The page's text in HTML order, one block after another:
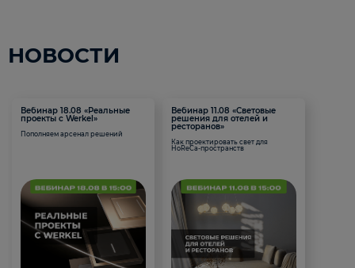
НОВОСТИ
Вебинар 18.08 «Реальные
проекты с Werkel»
Пополняем арсенал решений
Вебинар 11.08 «Световые
решения для отелей и
ресторанов»
Как проектировать свет для
HoReCa-пространств